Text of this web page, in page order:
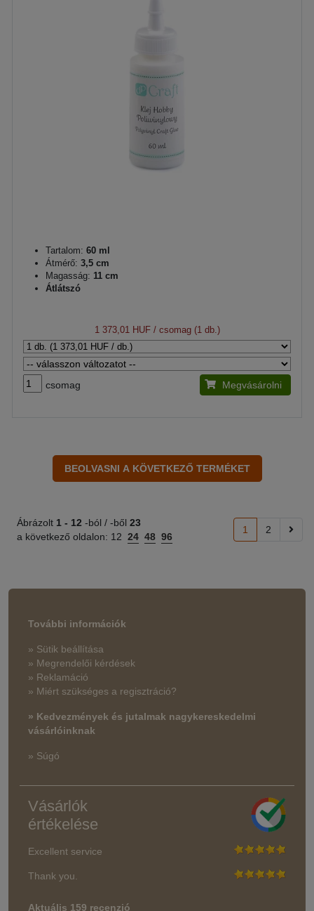
Tartalom: 60 ml
Átmérő: 3,5 cm
Magasság: 11 cm
Átlátszó
1 373,01 HUF/ csomag (1 db.)
csomag Megvásárolni
Ábrázolt 1 - 12 -ból / -ből 23
a következő oldalon: 12 24 48 96
1 2
További információk
» Sütik beállítása
» Megrendelői kérdések
» Reklamáció
» Miért szükséges a regisztráció?
» Kedvezmények és jutalmak nagykereskedelmi
vásárlóinknak
» Súgó
Vásárlók
értékelése
Excellent service
Thank you.
Aktuális 159 recenzió